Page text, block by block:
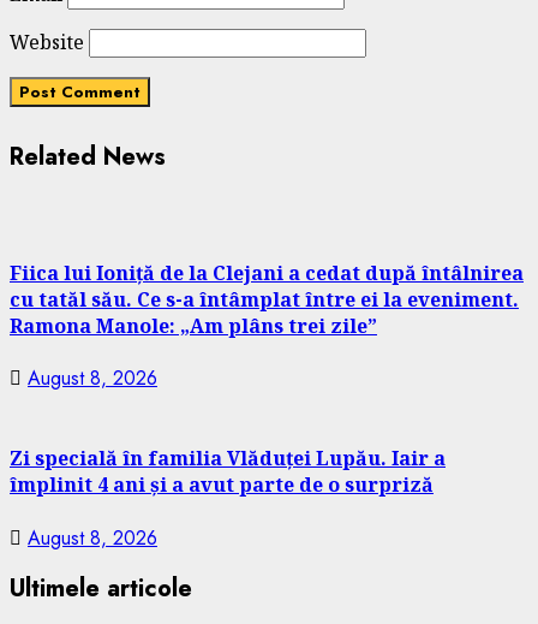
Website
Related News
Fiica lui Ioniță de la Clejani a cedat după întâlnirea
cu tatăl său. Ce s-a întâmplat între ei la eveniment.
Ramona Manole: „Am plâns trei zile”
August 8, 2026
Zi specială în familia Vlăduței Lupău. Iair a
împlinit 4 ani și a avut parte de o surpriză
August 8, 2026
Ultimele articole